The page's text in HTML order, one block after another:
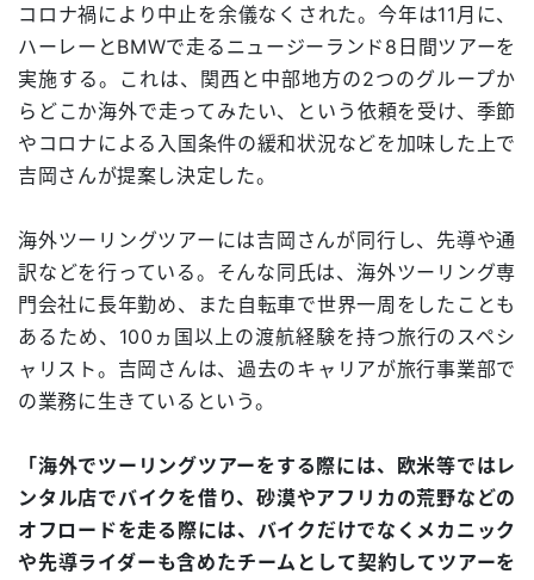
コロナ禍により中止を余儀なくされた。今年は11月に、
ハーレーとBMWで走るニュージーランド8日間ツアーを
実施する。これは、関西と中部地方の2つのグループか
らどこか海外で走ってみたい、という依頼を受け、季節
やコロナによる入国条件の緩和状況などを加味した上で
吉岡さんが提案し決定した。
海外ツーリングツアーには吉岡さんが同行し、先導や通
訳などを行っている。そんな同氏は、海外ツーリング専
門会社に長年勤め、また自転車で世界一周をしたことも
あるため、100ヵ国以上の渡航経験を持つ旅行のスペシ
ャリスト。吉岡さんは、過去のキャリアが旅行事業部で
の業務に生きているという。
「海外でツーリングツアーをする際には、欧米等ではレ
ンタル店でバイクを借り、砂漠やアフリカの荒野などの
オフロードを走る際には、バイクだけでなくメカニック
や先導ライダーも含めたチームとして契約してツアーを